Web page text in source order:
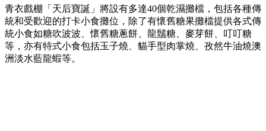
青衣戲棚「天后寶誕」將設有多達40個乾濕攤檔，包括各種傳
統和受歡迎的打卡小食攤位，除了有懷舊糖果攤檔提供各式傳
統小食如糖吹波波、懷舊糖蔥餅、龍鬚糖、麥芽餅、叮叮糖
等，亦有特式小食包括玉子燒、貓手型肉掌燒、孜然牛油燒澳
洲淡水藍龍蝦等。